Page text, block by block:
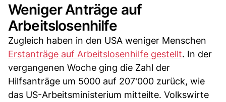
Weniger Anträge auf
Arbeitslosenhilfe
Zugleich haben in den USA weniger Menschen
Erstanträge auf Arbeitslosenhilfe gestellt. In der
vergangenen Woche ging die Zahl der
Hilfsanträge um 5000 auf 207'000 zurück, wie
das US-Arbeitsministerium mitteilte. Volkswirte